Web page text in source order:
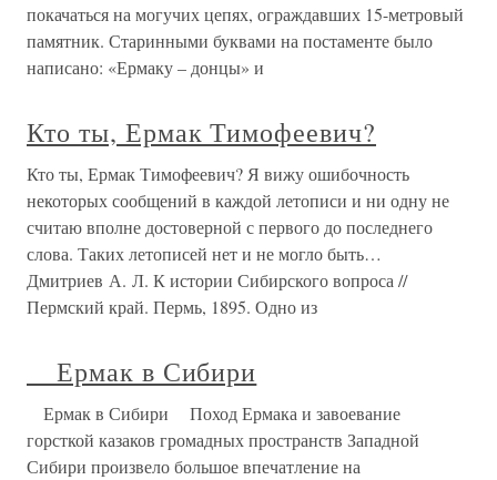
покачаться на могучих цепях, ограждавших 15-метровый
памятник. Старинными буквами на постаменте было
написано: «Ермаку – донцы» и
Кто ты, Ермак Тимофеевич?
Кто ты, Ермак Тимофеевич? Я вижу ошибочность
некоторых сообщений в каждой летописи и ни одну не
считаю вполне достоверной с первого до последнего
слова. Таких летописей нет и не могло быть…
Дмитриев А. Л. К истории Сибирского вопроса //
Пермский край. Пермь, 1895. Одно из
Ермак в Сибири
Ермак в Сибири Поход Ермака и завоевание
горсткой казаков громадных пространств Западной
Сибири произвело большое впечатление на